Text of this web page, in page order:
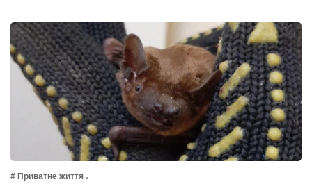
# Приватне життя